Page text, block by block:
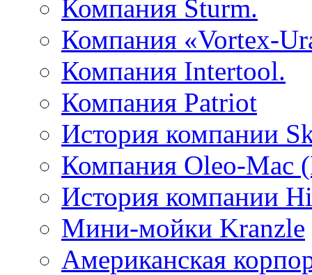
Компания Sturm.
Компания «Vortex-
Компания Intertool.
Компания Patriot
История компании
Компания Oleo-Mac
История компании
Мини-мойки Kranzle
Американская